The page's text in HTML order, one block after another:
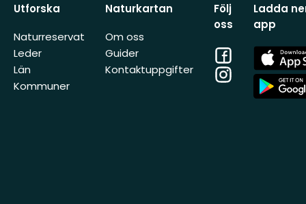
Utforska
Naturreservat
Leder
Län
Kommuner
Naturkartan
Om oss
Guider
Kontaktuppgifter
Följ
oss
Facebook
Instagram
Ladda
app
App
Store
App
Store